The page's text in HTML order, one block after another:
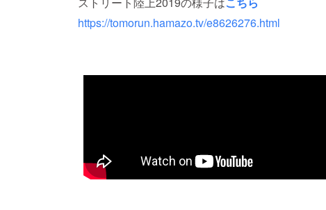
https://tomorun.hamazo.tv/e8626276.html